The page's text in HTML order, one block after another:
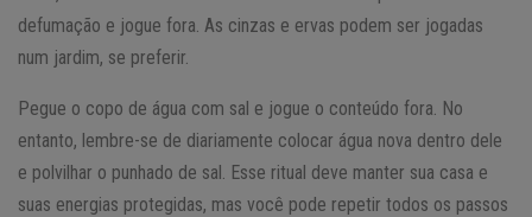
defumação e jogue fora. As cinzas e ervas podem ser jogadas
num jardim, se preferir.
Pegue o copo de água com sal e jogue o conteúdo fora. No
entanto, lembre-se de diariamente colocar água nova dentro dele
e polvilhar o punhado de sal. Esse ritual deve manter sua casa e
suas energias protegidas, mas você pode repetir todos os passos